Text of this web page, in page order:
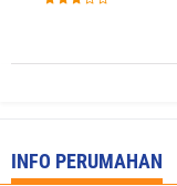
INFO PERUMAHAN